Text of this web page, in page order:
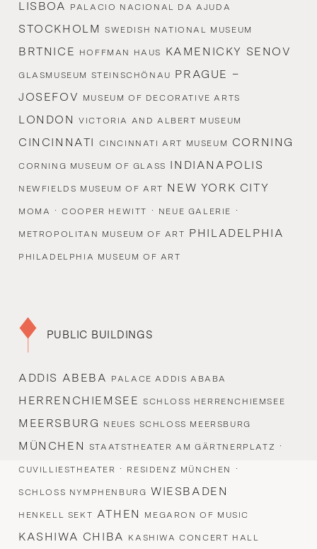
LISBOA PALACIO NACIONAL DA AJUDA
STOCKHOLM SWEDISH NATIONAL MUSEUM
BRTNICE HOFFMAN HAUS KAMENICKY SENOV
GLASMUSEUM STEINSCHÖNAU PRAGUE –
JOSEFOV
MUSEUM OF DECORATIVE ARTS
LONDONVICTORIA AND ALBERT MUSEUM
CINCINNATI CINCINNATI ART MUSEUM CORNING
CORNING MUSEUM OF GLASS INDIANAPOLIS
NEWFIELDS MUSEUM OF ART NEW YORK CITY
MOMA ·COOPER HEWITT · NEUE GALERIE ·
METROPOLITAN MUSEUM OF ART PHILADELPHIA
PHILADELPHIA MUSEUM OF ART
PUBLIC BUILDINGS
ADDIS ABEBA PALACE ADDIS ABABA
HERRENCHIEMSEESCHLOSS HERRENCHIEMSEE
MEERSBURG NEUES SCHLOSS MEERSBURG
MÜNCHEN STAATSTHEATER AM GÄRTNERPLATZ ·
CUVILLIESTHEATER · RESIDENZ MÜNCHEN ·
SCHLOSS NYMPHENBURG WIESBADEN
HENKELL SEKT ATHEN MEGARON OF MUSIC
KASHIWA CHIBA KASHIWA CONCERT HALL